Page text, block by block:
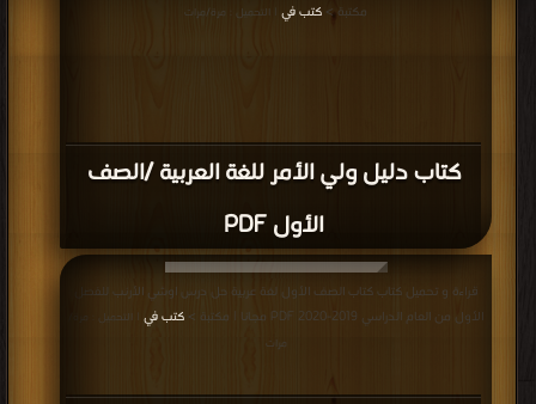
كتاب دليل ولي الأمر للغة العربية /الصف
الأول PDF
مكتبة > كتب في | التحميل : مرة/مرات
قراءة و تحميل كتاب كتاب الصف الأول لغة عربية حل درس اوشي الأرنب للفصل
الأول من العام الدراسي 2019-2020 PDF مجانا | مكتبة >
كتب في
| التحميل : مرة/
مرات